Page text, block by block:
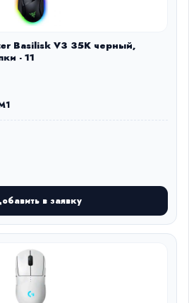
Basilisk V3 35K черный,
- 11
в заявку